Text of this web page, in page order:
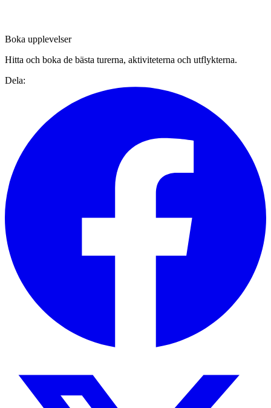
Boka upplevelser
Hitta och boka de bästa turerna, aktiviteterna och utflykterna.
Dela: